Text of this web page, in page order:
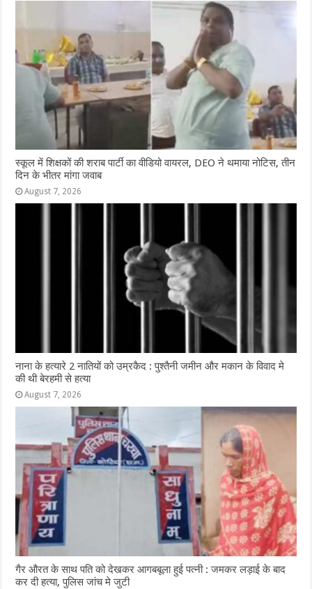
स्कूल में शिक्षकों की शराब पार्टी का वीडियो वायरल, DEO ने थमाया नोटिस, तीन
दिन के भीतर मांगा जवाब
August 7, 2026
नाना के हत्यारे 2 नातियों को उम्रकैद : पुश्तैनी जमीन और मकान के विवाद मे
की थी बेरहमी से हत्या
August 7, 2026
गैर औरत के साथ पति को देखकर आगबबूला हुई पत्नी : जमकर लड़ाई के बाद
कर दी हत्या, पुलिस जांच मे जुटी